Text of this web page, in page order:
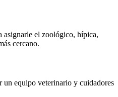
asignarle el zoológico, hípica,
cercano.
un equipo veterinario y cuidadores